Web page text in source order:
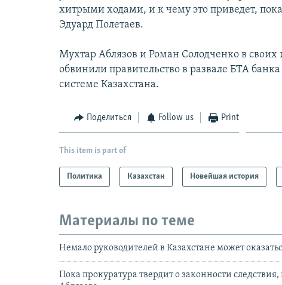
хитрыми ходами, и к чему это приведет,
Эдуард Полетаев.
Мухтар Аблязов и Роман Солодченко в
обвинили правительство в развале БТА
системе Казахстана.
Поделиться Follow us Print
This item is part of
Политика Казахстан Новейшая история
Материалы по теме
Немало руководителей в Казахстане может
Пока прокуратура твердит о законности